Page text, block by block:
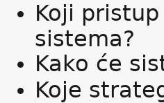
Koji
sistema?
Kako će
Koje